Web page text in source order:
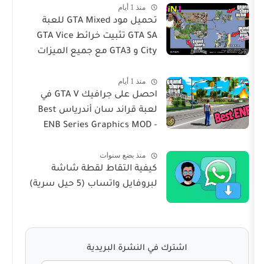
تحميل مود GTA Mixed للعبة
GTA SA تثبيت خرائط GTA Vice
City و GTA3 مع جميع الميزات
منذ 1 أيام
احصل على جرافيك GTA V في
لعبة قراند سان أندرياس Best
ENB Series Graphics MOD -
منذ بضع سنوات
كيفية التقاط لقطة شاشة
لبروفايل واتساب (5 حيل سرية)
اشترك في النشرة البريدية